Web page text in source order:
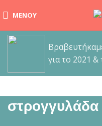
ΜΕΝΟΎ
για το 2021 &
στρογγυλάδα